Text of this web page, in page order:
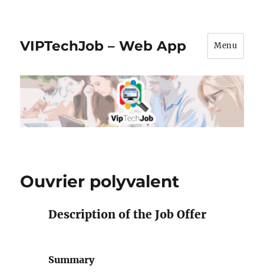
VIPTechJob – Web App Menu
Ouvrier polyvalent
Description of the Job Offer
Summary